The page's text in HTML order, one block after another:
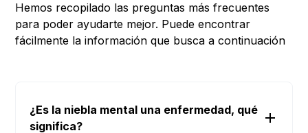
Hemos recopilado las preguntas más frecuentes
para poder ayudarte mejor. Puede encontrar
fácilmente la información que busca a continuación
¿Es la niebla mental una enfermedad, qué
significa?